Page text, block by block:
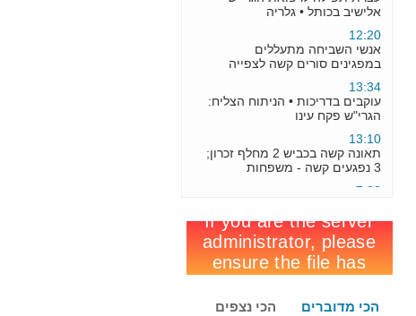
12:20
במפגינים סורים קשה לצפייה
13:34
עוקבים בדריכות • הניתוח הצליח:
הגרי"ש פקח עינו
13:10
3 נפגעים קשה - משפחות
7:23
מנהל סמינר וולף : "אסור ללמוד
הסכם שלום בין בעלזא לבין
בעלזא מכנובקא, בדרך ? • חשיפה
8:07
הכי מדוברים הכי נצפים